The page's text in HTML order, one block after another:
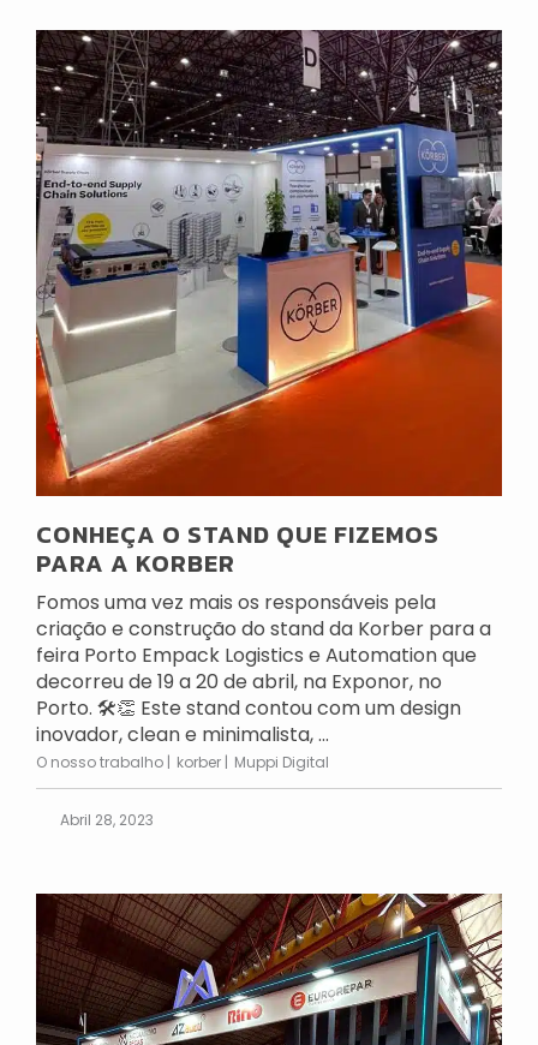
CONHEÇA O STAND QUE FIZEMOS
PARA A KORBER
Fomos uma vez mais os responsáveis pela
criação e construção do stand da Korber para a
feira Porto Empack Logistics e Automation que
decorreu de 19 a 20 de abril, na Exponor, no
Porto. 🛠👏 Este stand contou com um design
inovador, clean e minimalista, ...
O nosso trabalho korber Muppi Digital
Abril 28, 2023